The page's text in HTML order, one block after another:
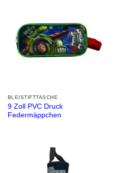
BLEISTIFTTASCHE
9 Zoll PVC Druck
Federmäppchen